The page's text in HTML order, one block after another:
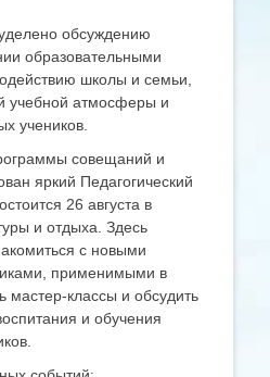
обсуждению
образовательными
школы и семьи,
учебной атмосферы и
учеников.
совещаний и
яркий Педагогический
26 августа в
и отдыха. Здесь
с новыми
применимыми в
мастер-классы и обсудить
и обучения